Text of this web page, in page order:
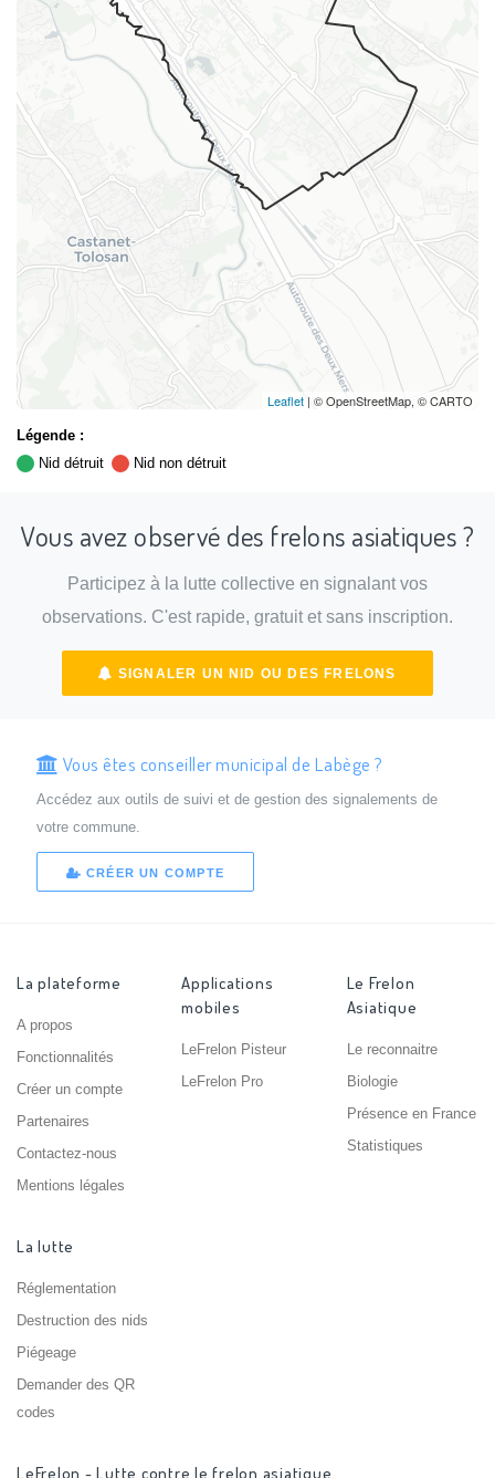
Leaflet | © OpenStreetMap, © CARTO
Légende :
Nid détruit
Nid non détruit
Vous avez observé des frelons asiatiques ?
Participez à la lutte collective en signalant vos
observations. C'est rapide, gratuit et sans inscription.
SIGNALER UN NID OU DES FRELONS
Vous êtes conseiller municipal de Labège ?
Accédez aux outils de suivi et de gestion des signalements de
votre commune.
CRÉER UN COMPTE
La plateforme
A propos
Fonctionnalités
Créer un compte
Partenaires
Contactez-nous
Mentions légales
Applications
mobiles
LeFrelon Pisteur
LeFrelon Pro
Le Frelon
Asiatique
Le reconnaitre
Biologie
Présence en France
Statistiques
La lutte
Réglementation
Destruction des nids
Piégeage
Demander des QR
codes
LeFrelon - Lutte contre le frelon asiatique